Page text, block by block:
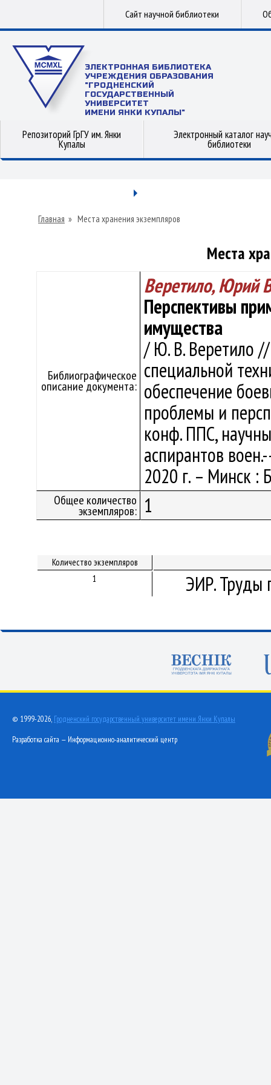
Сайт научной библиотеки
ЭЛЕКТРОННАЯ БИБЛИОТЕКА
УЧРЕЖДЕНИЯ ОБРАЗОВАНИЯ
"ГРОДНЕНСКИЙ
ГОСУДАРСТВЕННЫЙ
УНИВЕРСИТЕТ
ИМЕНИ ЯНКИ КУПАЛЫ"
Репозиторий ГрГУ им. Янки
Купалы
Электронный каталог
библиотеки
Главная » Места хранения экземпляров
Места
Библиографическое
описание документа:
Веретило, Юрий
Перспективы
имущества
/ Ю. В. Веретило
специальной
обеспечение
проблемы и
конф. ППС,
аспирантов
2020 г. – Минск :
Общее количество
экземпляров: 1
Количество экземпляров
1
ЭИР. Труды
© 1999-2026, Гродненский государственный университет имени Янки Купалы
Разработка сайта — Информационно-аналитический центр